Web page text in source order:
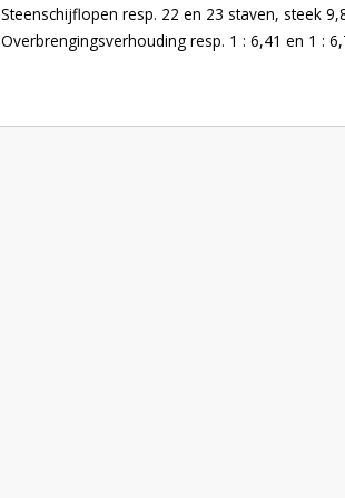
Steenschijflopen resp. 22 en 23 staven, steek
Overbrengingsverhouding resp. 1 : 6,41 en 1 :